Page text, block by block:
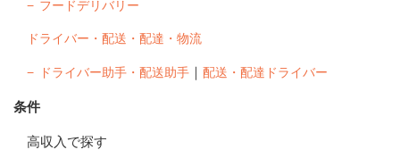
フードデリバリー
ドライバー・配送・配達・物流
ドライバー助手・配送助手 ｜ 配送・配達ドライバー
条件
高収入で探す